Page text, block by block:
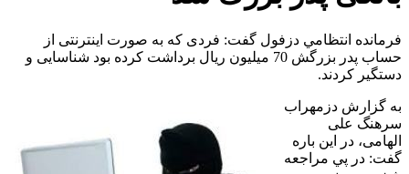
انتظامي دزفول گفت: فردی که به صورت اینترنتی از
حساب پدر بزرگش 70 میلیون ریال برداشت کرده بود شناسایی و
کردند.
دزمهراب
علی
در این باره
در پي مراجعه